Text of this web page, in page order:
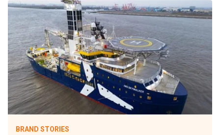
BRAND STORIES